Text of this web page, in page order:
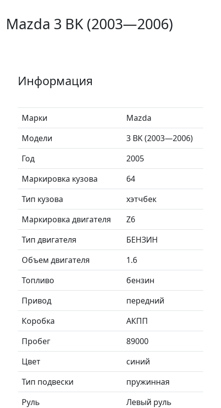
Mazda 3 BK (2003—2006)
Информация
Марки
Mazda
Модели
3 BK (2003—2006)
Год
2005
Маркировка кузова
64
Тип кузова
хэтчбек
Маркировка двигателя
Z6
Тип двигателя
БЕНЗИН
Объем двигателя
1.6
Топливо
бензин
Привод
передний
Коробка
АКПП
Пробег
89000
Цвет
синий
Тип подвески
пружинная
Руль
Левый руль